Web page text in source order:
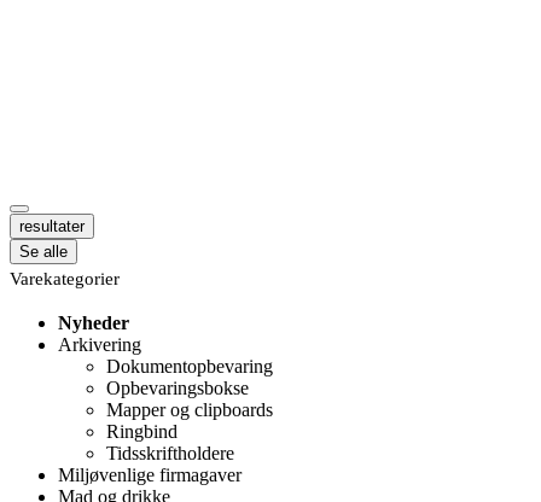
resultater
Se alle
Varekategorier
Nyheder
Arkivering
Dokumentopbevaring
Opbevaringsbokse
Mapper og clipboards
Ringbind
Tidsskriftholdere
Miljøvenlige firmagaver
Mad og drikke